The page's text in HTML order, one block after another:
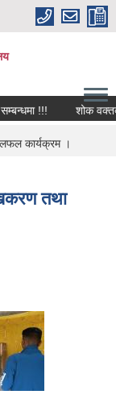
स्थानीय शोक विदा सम्बन्धमा !!! शोक वक्तव्य
कार्यक्रम ।
तथा